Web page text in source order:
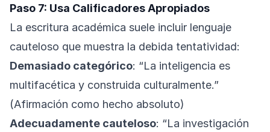
Paso 7: Usa Calificadores Apropiados
La escritura académica suele incluir lenguaje
cauteloso que muestra la debida tentatividad:
Demasiado categórico: “La inteligencia es
multifacética y construida culturalmente.”
(Afirmación como hecho absoluto)
Adecuadamente cauteloso: “La investigación